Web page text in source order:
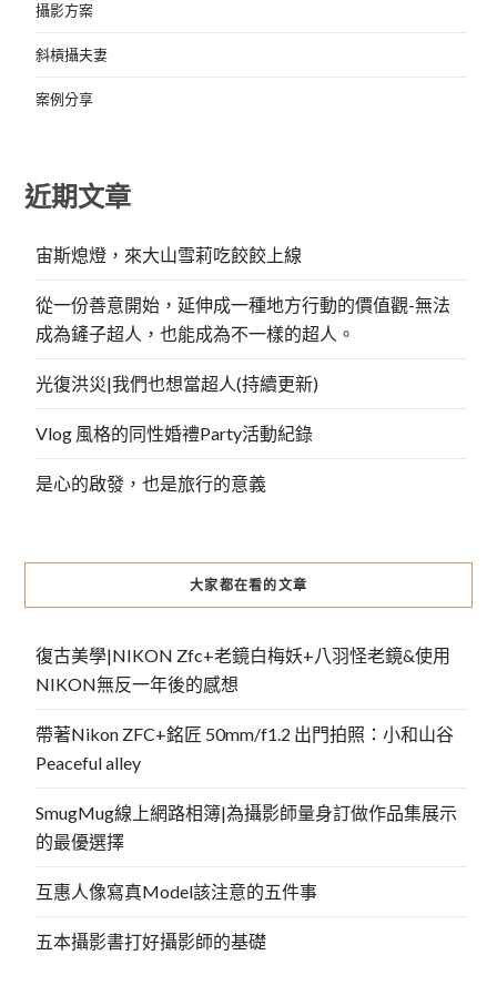
攝影方案
斜槓攝夫妻
案例分享
近期文章
宙斯熄燈，來大山雪莉吃餃餃上線
從一份善意開始，延伸成一種地方行動的價值觀-無法
成為鏟子超人，也能成為不一樣的超人。
光復洪災|我們也想當超人(持續更新)
Vlog 風格的同性婚禮Party活動紀錄
是心的啟發，也是旅行的意義
大家都在看的文章
復古美學|NIKON Zfc+老鏡白梅妖+八羽怪老鏡&使用
NIKON無反一年後的感想
帶著Nikon ZFC+銘匠 50mm/f1.2 出門拍照：小和山谷
Peaceful alley
SmugMug線上網路相簿|為攝影師量身訂做作品集展示
的最優選擇
互惠人像寫真Model該注意的五件事
五本攝影書打好攝影師的基礎